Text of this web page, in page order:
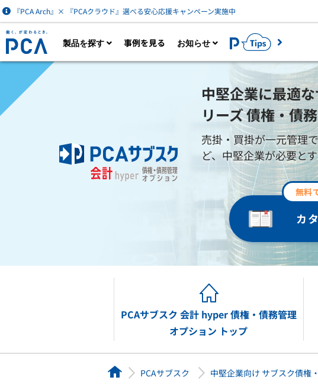
『PCA Arch』× 『PCAクラウド』選べる安心応援キャンペーン実施中
製品を探す
カタログダウンロード
AIなど最新技術を活用した財務経理・人事労
務・販売管理クラウドサービス。業務に必要
な機能をオプション追加できます。
PCA Archの無料体験はこちら
クラウドで業務ソ
はじめられます。
財務会計
会計 hyper / 会計
会計 hyper債権
債務管理オプショ
ン
個別原価会計
公益法人会計
社会福祉法人会計
販売管理
事例を見る お知らせ
最新情報を確認
セミナー・相
個人情報の取
情報セキュリ
免責事項
中堅企業に最適
リーズ 債権・債
売掛・買掛が一元管理
ど、中堅企業が必要と
無料
カ
PCAサブスク 会計 hyper 債権・債務管理
オプション トップ
HOMEPCAサブスク 中堅企業向け サブスク債権